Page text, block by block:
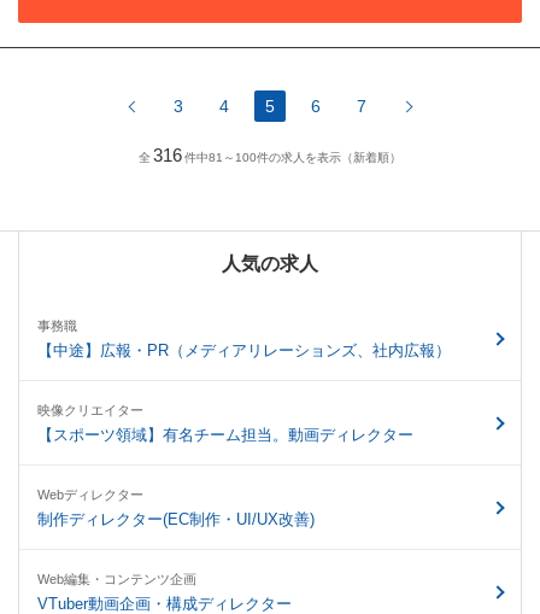
3 4 5 6 7
全316件中81～100件の求人を表示（新着順）
人気の求人
事務職
【中途】広報・PR（メディアリレーションズ、社内広報）
映像クリエイター
【スポーツ領域】有名チーム担当。動画ディレクター
Webディレクター
制作ディレクター(EC制作・UI/UX改善)
Web編集・コンテンツ企画
VTuber動画企画・構成ディレクター